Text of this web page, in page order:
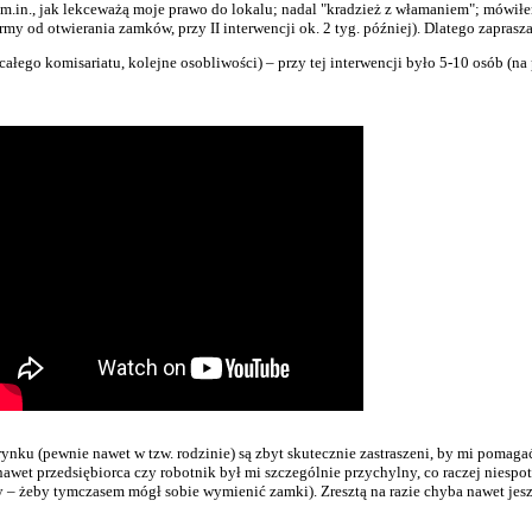
jak lekceważą moje prawo do lokalu; nadal "kradzież z włamaniem";
od otwierania zamków, przy II interwencji ok. 2 tyg. później). Dlatego
komisariatu, kolejne osobliwości) – przy tej interwencji było 5-10 osób
(pewnie nawet w tzw. rodzinie) są zbyt skutecznie zastraszeni, by mi
przedsiębiorca czy robotnik był mi szczególnie przychylny, co raczej
tymczasem mógł sobie wymienić zamki). Zresztą na razie chyba nawet